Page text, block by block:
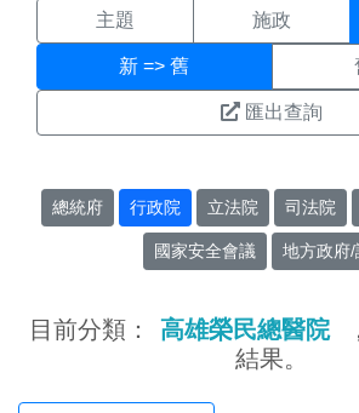
主題 施政
新 => 舊
匯出查詢
總統府 行政院 立法院 司法院
國家安全會議 地方政府/
目前分類： 高雄榮民總醫院
結果。